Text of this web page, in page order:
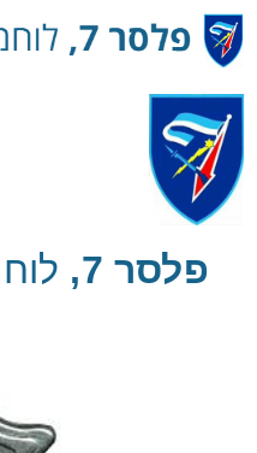
Skip
to
Content
פלסר 7,